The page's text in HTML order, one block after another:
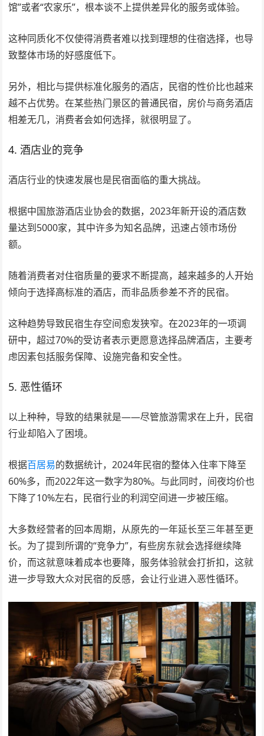
馆”或者“农家乐”，根本谈不上提供差异化的服务或体验。
这种同质化不仅使得消费者难以找到理想的住宿选择，也导
致整体市场的好感度低下。
另外，相比与提供标准化服务的酒店，民宿的性价比也越来
越不占优势。在某些热门景区的普通民宿，房价与商务酒店
相差无几，消费者会如何选择，就很明显了。
4. 酒店业的竞争
酒店行业的快速发展也是民宿面临的重大挑战。
根据中国旅游酒店业协会的数据，2023年新开设的酒店数
量达到5000家，其中许多为知名品牌，迅速占领市场份
额。
随着消费者对住宿质量的要求不断提高，越来越多的人开始
倾向于选择高标准的酒店，而非品质参差不齐的民宿。
这种趋势导致民宿生存空间愈发狭窄。在2023年的一项调
研中，超过70%的受访者表示更愿意选择品牌酒店，主要考
虑因素包括服务保障、设施完备和安全性。
5. 恶性循环
以上种种，导致的结果就是——尽管旅游需求在上升，民宿
行业却陷入了困境。
根据百居易的数据统计，2024年民宿的整体入住率下降至
60%多，而2022年这一数字为80%。与此同时，间夜均价也
下降了10%左右，民宿行业的利润空间进一步被压缩。
大多数经营者的回本周期，从原先的一年延长至三年甚至更
长。为了提到所谓的“竞争力”，有些房东就会选择继续降
价，而这就意味着成本也要降，服务体验就会打折扣，这就
进一步导致大众对民宿的反感，会让行业进入恶性循环。